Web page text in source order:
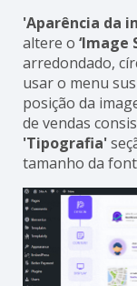
'Aparência da
altere o ‘Image
arredondado,
usar o menu
posição da
de vendas
'Tipografia'
tamanho da